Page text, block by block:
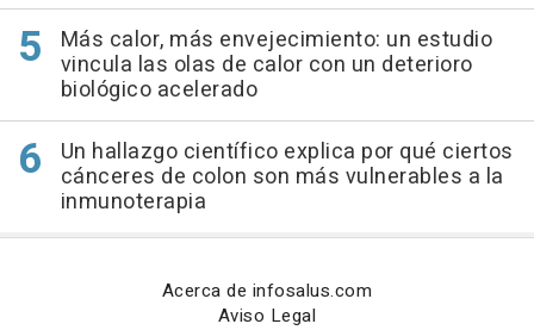
Más calor, más envejecimiento: un estudio
vincula las olas de calor con un deterioro
biológico acelerado
Un hallazgo científico explica por qué ciertos
cánceres de colon son más vulnerables a la
inmunoterapia
Acerca de infosalus.com
Aviso Legal